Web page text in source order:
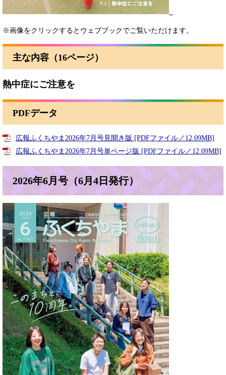
※画像をクリックするとウェブブックでご覧いただけます。
主な内容（16ページ）
熱中症にご注意を
PDFデータ
広報ふくちやま2026年7月号見開き版 [PDFファイル／12.09MB]
広報ふくちやま2026年7月号単ページ版 [PDFファイル／12.09MB]
2026年6月号（6月4日発行）